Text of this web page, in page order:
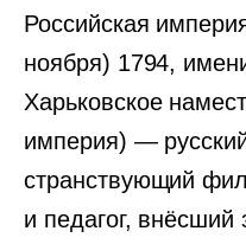
Российская
ноября) 1794,
Харьковское
империя) —
странствующий
и педагог, внёсший